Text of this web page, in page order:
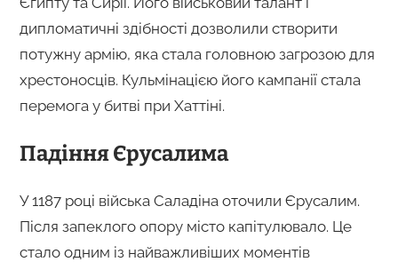
дипломатичні здібності дозволили створити
потужну армію, яка стала головною загрозою для
хрестоносців. Кульмінацією його кампанії стала
перемога у битві при Хаттіні.
Падіння Єрусалима
У 1187 році війська Саладіна оточили Єрусалим.
Після запеклого опору місто капітулювало. Це
стало одним із найважливіших моментів